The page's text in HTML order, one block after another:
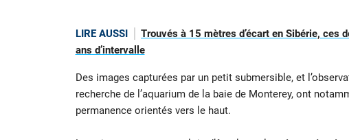
LIRE AUSSI
Trouvés à 15 mètres d’écart en Sibérie,
ans d’intervalle
Des images capturées par un petit submersible, et
recherche de l’aquarium de la baie de Monterey, ont
permanence orientés vers le haut.